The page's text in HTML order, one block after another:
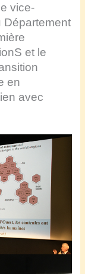
vice-
Département
et le
en
avec